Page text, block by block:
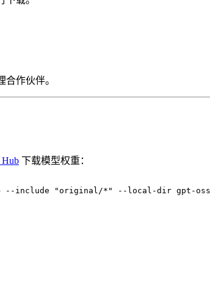
合作伙伴。
Hub 下载模型权重：
--include "original/*" --local-dir gpt-